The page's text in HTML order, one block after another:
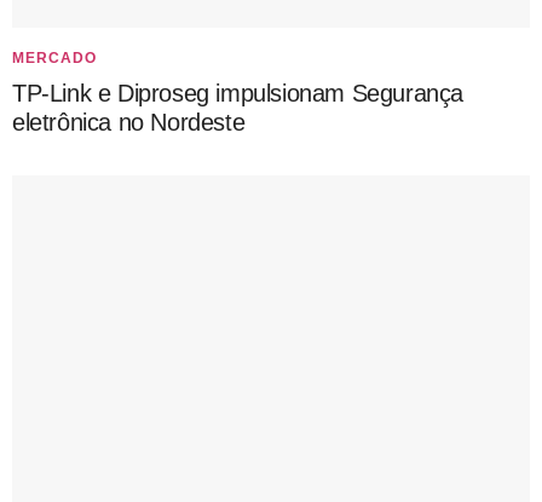
MERCADO
TP-Link e Diproseg impulsionam Segurança
eletrônica no Nordeste